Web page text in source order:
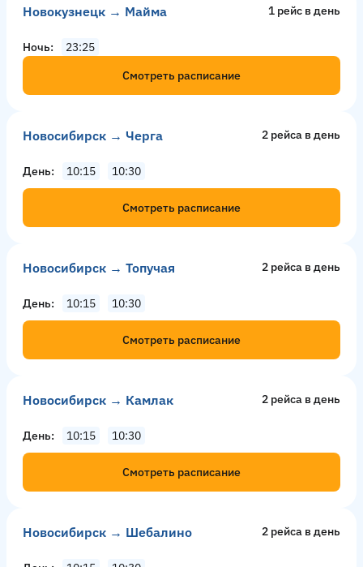
Новокузнецк → Майма 1 рейс в день
Ночь
23:25
Смотреть расписание
Новосибирск → Черга 2 рейсa в день
День 10:15 10:30
Смотреть расписание
Новосибирск → Топучая 2 рейсa в день
День 10:15 10:30
Смотреть расписание
Новосибирск → Камлак 2 рейсa в день
День 10:15 10:30
Смотреть расписание
Новосибирск → Шебалино 2 рейсa в день